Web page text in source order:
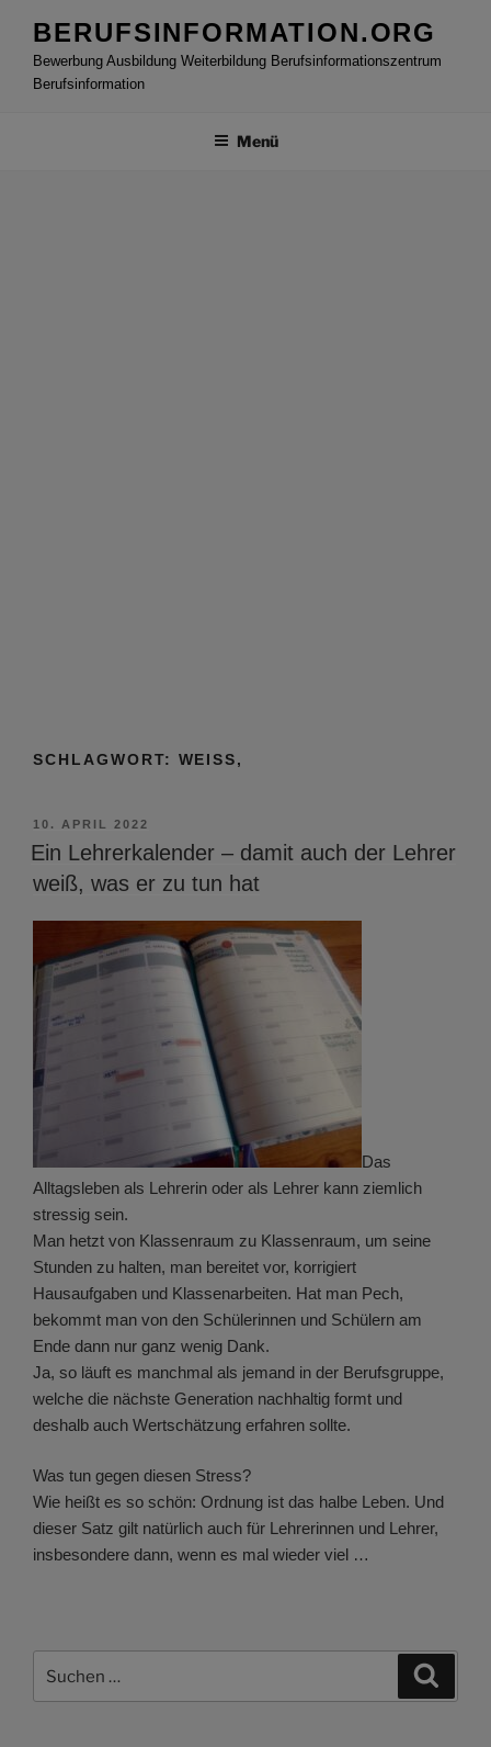
Inhalt
springen
BERUFSINFORMATION.ORG
Bewerbung Ausbildung Weiterbildung Berufsinformationszentrum
Berufsinformation
Menü
SCHLAGWORT: WEISS,
VERÖFFENTLICHT
AM
10. APRIL 2022
Ein Lehrerkalender – damit auch der Lehrer
weiß, was er zu tun hat
Das
Alltagsleben als Lehrerin oder als Lehrer kann ziemlich
stressig sein.
Man hetzt von Klassenraum zu Klassenraum, um seine
Stunden zu halten, man bereitet vor, korrigiert
Hausaufgaben und Klassenarbeiten. Hat man Pech,
bekommt man von den Schülerinnen und Schülern am
Ende dann nur ganz wenig Dank.
Ja, so läuft es manchmal als jemand in der Berufsgruppe,
welche die nächste Generation nachhaltig formt und
deshalb auch Wertschätzung erfahren sollte.
Was tun gegen diesen Stress?
Wie heißt es so schön: Ordnung ist das halbe Leben. Und
dieser Satz gilt natürlich auch für Lehrerinnen und Lehrer,
insbesondere dann, wenn es mal wieder viel …
nach: